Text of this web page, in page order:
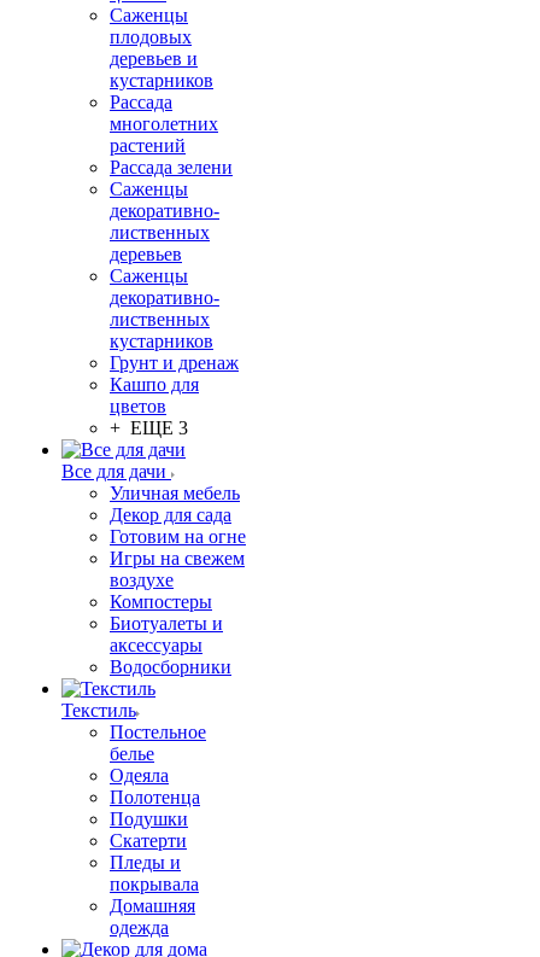
Саженцы
плодовых
деревьев и
кустарников
Рассада
многолетних
растений
Рассада зелени
Саженцы
декоративно-
лиственных
деревьев
Саженцы
декоративно-
лиственных
кустарников
Грунт и дренаж
Кашпо для
цветов
+ ЕЩЕ 3
Все для дачи
Уличная мебель
Декор для сада
Готовим на огне
Игры на свежем
воздухе
Компостеры
Биотуалеты и
аксессуары
Водосборники
Текстиль
Постельное
белье
Одеяла
Полотенца
Подушки
Скатерти
Пледы и
покрывала
Домашняя
одежда